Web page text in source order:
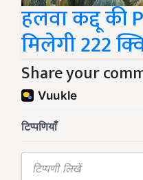
हलवा कद्दू की
मिलेगी 222
Share your